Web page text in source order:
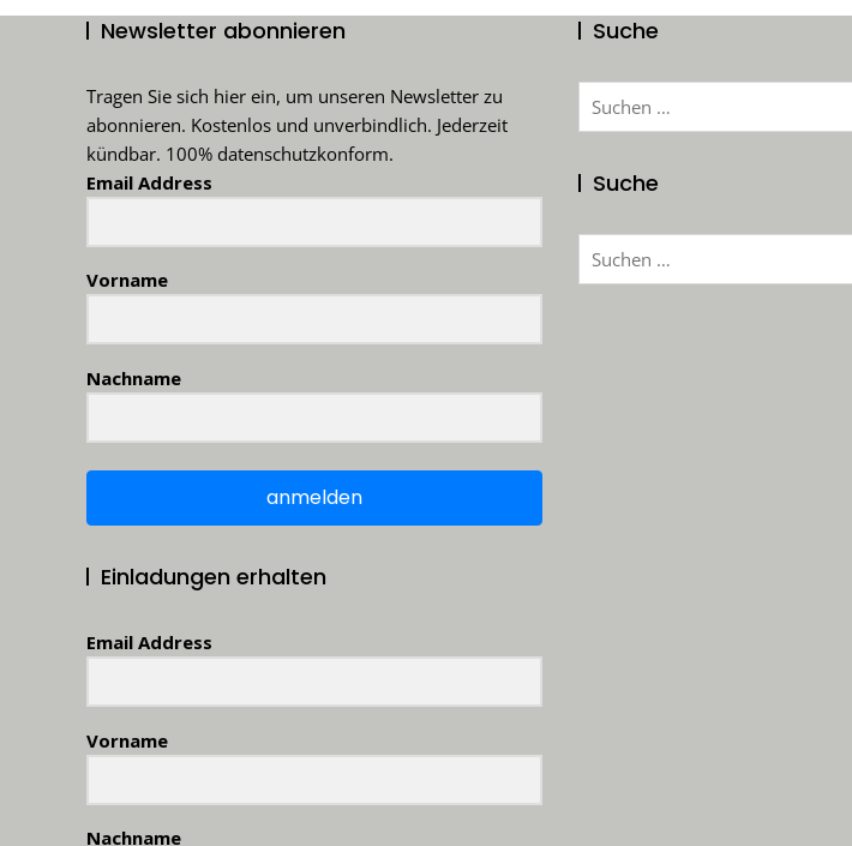
Newsletter abonnieren
Tragen Sie sich hier ein, um unseren Newsletter zu
abonnieren. Kostenlos und unverbindlich. Jederzeit
kündbar. 100% datenschutzkonform.
Email Address
Vorname
Nachname
anmelden
Einladungen erhalten
Email Address
Vorname
Nachname
Suche
Suchen
Suche
Suchen